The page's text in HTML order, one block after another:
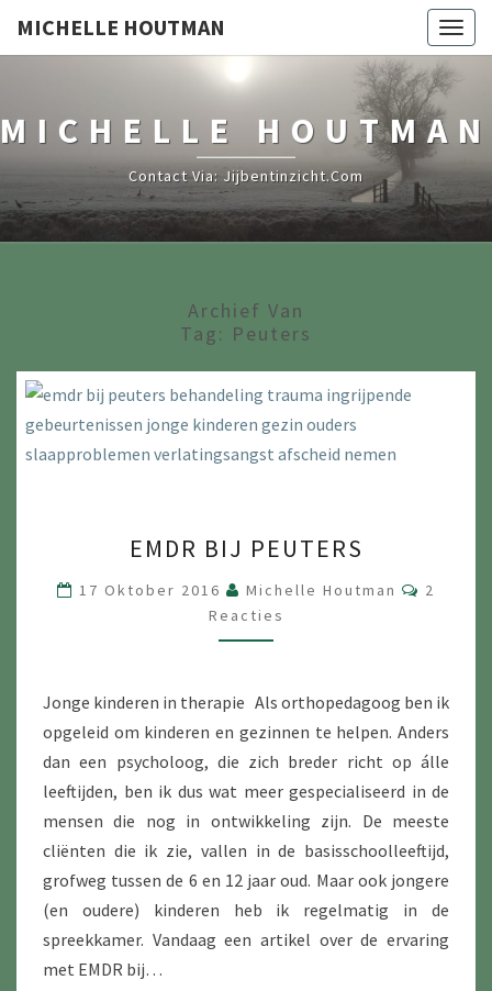
MICHELLE HOUTMAN
MICHELLE HOUTMAN
Contact Via: Jijbentinzicht.com
Archief Van
Tag: Peuters
BIJ
PEUTERS
EMDR BIJ PEUTERS
17 Oktober 2016 Michelle Houtman
2
Reacties
Jonge kinderen in therapie Als orthopedagoog ben ik
opgeleid om kinderen en gezinnen te helpen. Anders
dan een psycholoog, die zich breder richt op álle
leeftijden, ben ik dus wat meer gespecialiseerd in de
mensen die nog in ontwikkeling zijn. De meeste
cliënten die ik zie, vallen in de basisschoolleeftijd,
grofweg tussen de 6 en 12 jaar oud. Maar ook jongere
(en oudere) kinderen heb ik regelmatig in de
spreekkamer. Vandaag een artikel over de ervaring
met EMDR bij…